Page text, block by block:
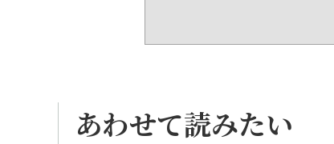
あわせて読みたい